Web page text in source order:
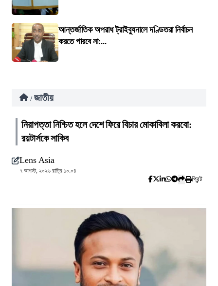
আন্তর্জাতিক অপরাধ ট্রাইব্যুনালে দণ্ডিতরা নির্বাচন
করতে পারবে না:...
/ জাতীয়
নিরাপত্তা নিশ্চিত হলে দেশে ফিরে বিচার মোকাবিলা করবো:
রয়টার্সকে সাকিব
Lens Asia
৭ আগস্ট, ২০২৬ রাত্রি ১০:০৪
প্রিন্ট